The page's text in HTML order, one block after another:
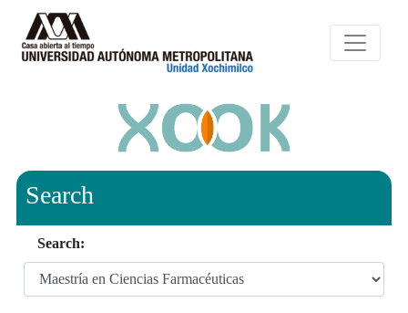
Search
Search: